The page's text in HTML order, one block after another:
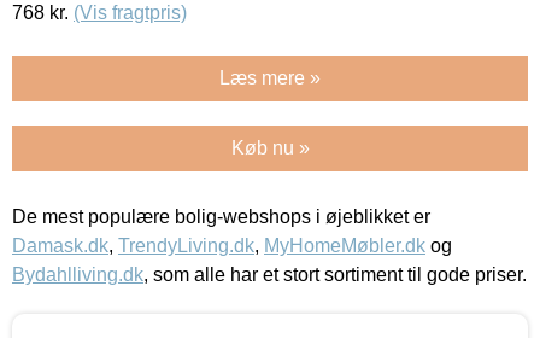
768 kr. (Vis fragtpris)
Læs mere »
Køb nu »
De mest populære bolig-webshops i øjeblikket er
Damask.dk, TrendyLiving.dk, MyHomeMøbler.dk og
Bydahlliving.dk, som alle har et stort sortiment til gode priser.